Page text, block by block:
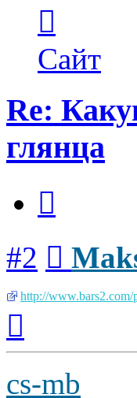
пользователя
Maks42
Сайт
Re:
глянца
#2
http://www.bars2.com/
началу
cs-mb